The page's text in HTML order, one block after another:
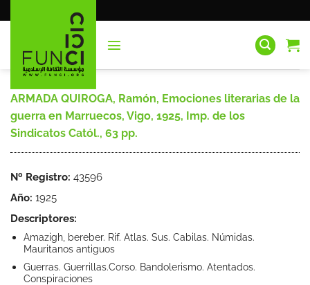
al
ARMADA QUIROGA, Ramón, Emociones literarias de la
guerra en Marruecos, Vigo, 1925, Imp. de los
Sindicatos Catól., 63 pp.
Nº Registro: 43596
Año: 1925
Descriptores:
Amazigh, bereber. Rif. Atlas. Sus. Cabilas. Númidas.
Mauritanos antiguos
Guerras. Guerrillas.Corso. Bandolerismo. Atentados.
Conspiraciones